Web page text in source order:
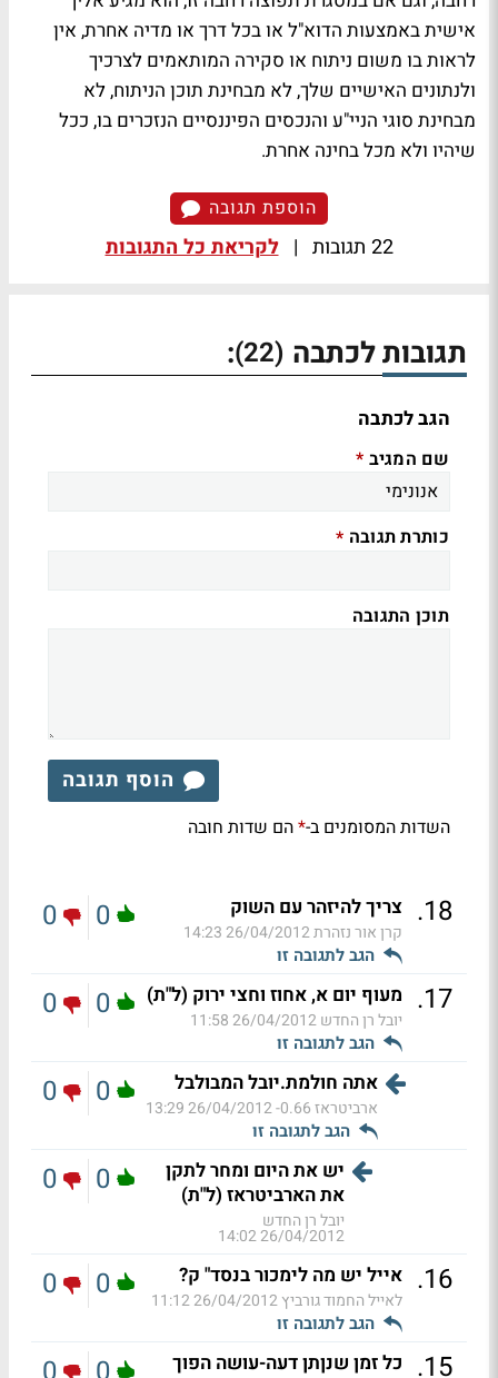
אישית באמצעות הדוא"ל או בכל דרך או מדיה אחרת, אין
לראות בו משום ניתוח או סקירה המותאמים לצרכיך
ולנתונים האישיים שלך, לא מבחינת תוכן הניתוח, לא
מבחינת סוגי הניי"ע והנכסים הפיננסיים הנזכרים בו, ככל
שיהיו ולא מכל בחינה אחרת.
הוספת תגובה
22 תגובות | לקריאת כל התגובות
תגובות לכתבה (22)
:
הגב לכתבה
שם המגיב *
כותרת תגובה *
תוכן התגובה
הוסף תגובה
השדות המסומנים ב-*הם שדות חובה
18
. צריך להיזהר עם השוק
קרן אור נזהרת26/04/2012 14:23
הגב לתגובה זו
0
0
17
. מעוף יום א, אחוז וחצי ירוק (ל"ת)
יובל רן החדש26/04/2012 11:58
הגב לתגובה זו
0
0
אתה חולמת.יובל המבולבל
ארביטראז 0.66- 26/04/2012 13:29
הגב לתגובה זו
0
0
יש את היום ומחר לתקן
את הארביטראז (ל"ת)
יובל רן החדש
26/04/2012 14:02
0
0
16
. אייל יש מה לימכור בנסד" ק?
לאייל החמוד גורביץ26/04/2012 11:12
הגב לתגובה זו
0
0
15
. כל זמן שנןתן דעה-עושה הפוך